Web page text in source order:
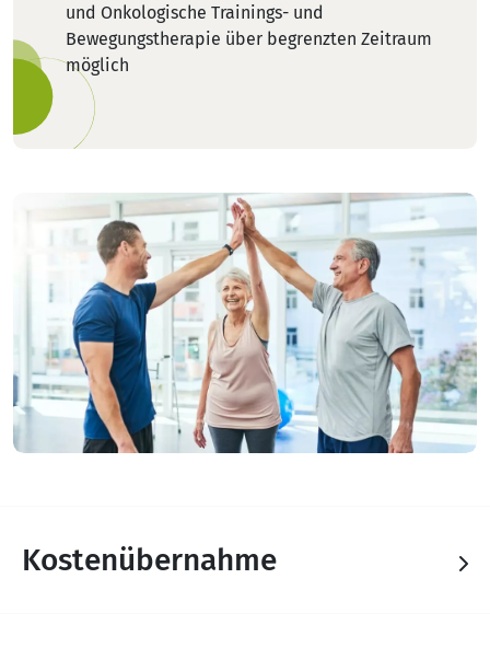
und Onkologische Trainings- und
Bewegungstherapie über begrenzten Zeitraum
möglich
Kostenübernahme